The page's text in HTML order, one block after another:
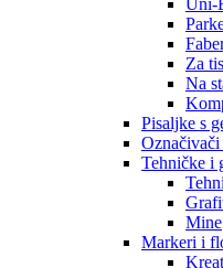
Uni-
Za
Na
Pisaljke s
Označivači
Tehničke i
Mine
Markeri i